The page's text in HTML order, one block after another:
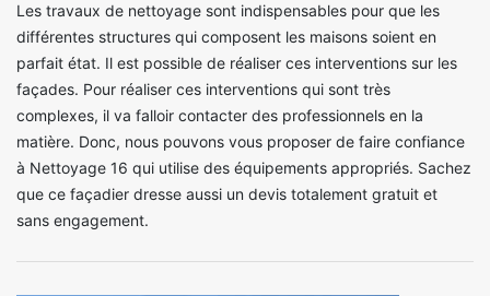
Les travaux de nettoyage sont indispensables pour que les
différentes structures qui composent les maisons soient en
parfait état. Il est possible de réaliser ces interventions sur les
façades. Pour réaliser ces interventions qui sont très
complexes, il va falloir contacter des professionnels en la
matière. Donc, nous pouvons vous proposer de faire confiance
à Nettoyage 16 qui utilise des équipements appropriés. Sachez
que ce façadier dresse aussi un devis totalement gratuit et
sans engagement.